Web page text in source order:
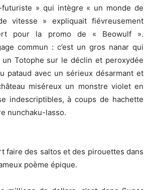
» qui intègre « un monde de
vitesse » expliquait fiévreusement
pour la promo de « Beowulf ».
commun : c’est un gros nanar qui
un Totophe sur le déclin et peroxydée
pataud avec un sérieux désarmant et
miséreux un monstre violet en
indescriptibles, à coups de hachette
nunchaku-lasso.
faire des saltos et des pirouettes dans
poème épique.